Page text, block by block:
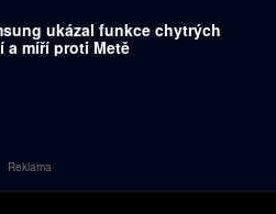
ukázal funkce chytrých
a míří proti Metě
Reklama